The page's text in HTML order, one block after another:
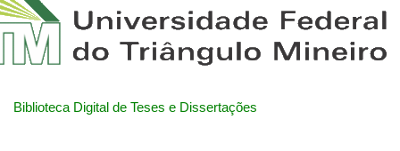
Biblioteca Digital de Teses e Dissertações